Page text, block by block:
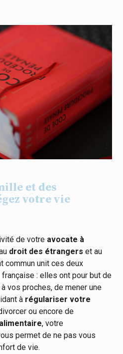
et des
votre vie
de votre avocate à
droit des étrangers et au
commun unit ces deux
: elles ont pour but de
vos proches, de mener une
à régulariser votre
ou encore de
, votre
permet de ne pas vous
de vie.